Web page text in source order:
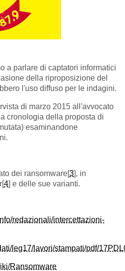
a parlare di captatori informatici
della riproposizione del
l'uso diffuso per le indagini.
di marzo 2015 all'avvocato
cronologia della proposta di
esaminandone
dei ransomware[3], in
4] e delle sue varianti.
redazionali/intercettazioni-
leg17/lavori/stampati/pdf/
Ransomware